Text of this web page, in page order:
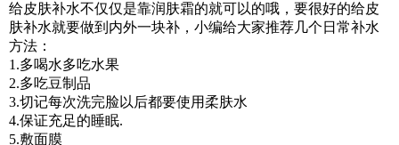
给皮肤补水不仅仅是靠润肤霜的就可以的哦，要很好的给皮
肤补水就要做到内外一块补，小编给大家推荐几个日常补水
方法：
1.多喝水多吃水果
2.多吃豆制品
3.切记每次洗完脸以后都要使用柔肤水
4.保证充足的睡眠.
5.敷面膜